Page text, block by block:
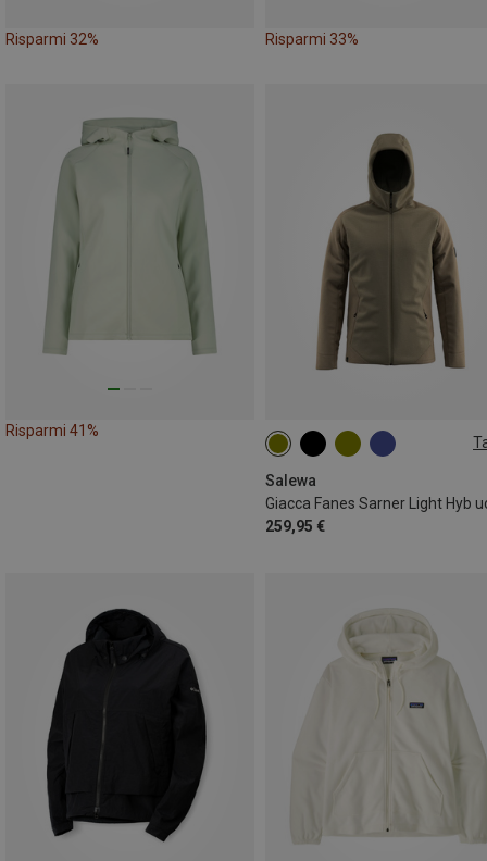
Risparmi 32% Risparmi 33%
Risparmi 41%
Salewa
259,95 €
S M L XL